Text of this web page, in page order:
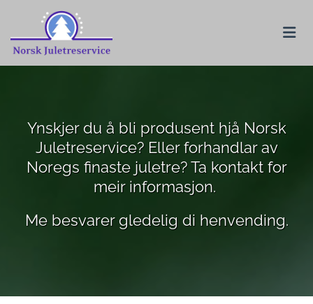
Ynskjer du å bli produsent hjå Norsk
Juletreservice? Eller forhandlar av
Noregs finaste juletre? Ta kontakt for
meir informasjon.
Me besvarer gledelig di henvending.